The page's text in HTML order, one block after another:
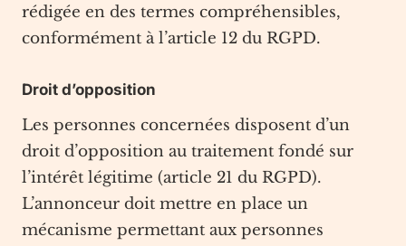
rédigée en des termes compréhensibles,
conformément à l’article 12 du RGPD.
Droit d’opposition
Les personnes concernées disposent d’un
droit d’opposition au traitement fondé sur
l’intérêt légitime (article 21 du RGPD).
L’annonceur doit mettre en place un
mécanisme permettant aux personnes